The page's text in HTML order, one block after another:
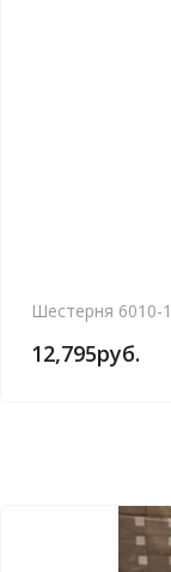
Шестерня 6010-
12,795руб.